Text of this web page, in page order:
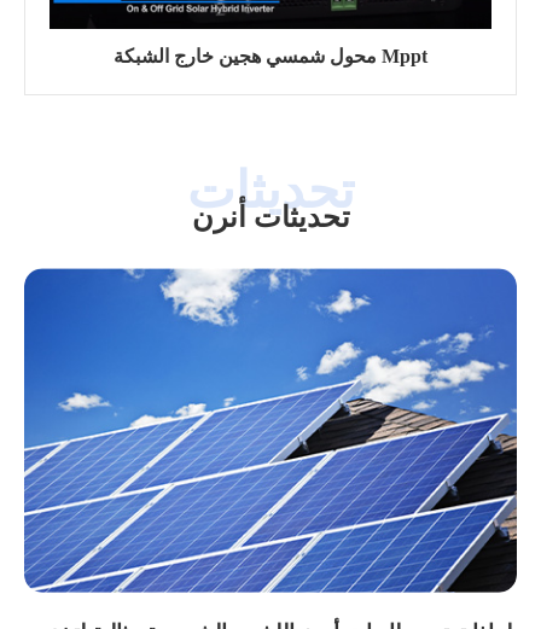
محول شمسي هجين خارج الشبكة Mppt
تحديثات أنرن